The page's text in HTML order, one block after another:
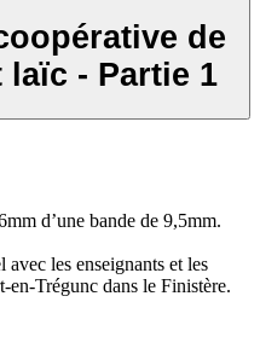
de
l’enseignement laïc - Partie 1
d’une bande de 9,5mm.
les enseignants et les
en-Trégunc dans le Finistère.